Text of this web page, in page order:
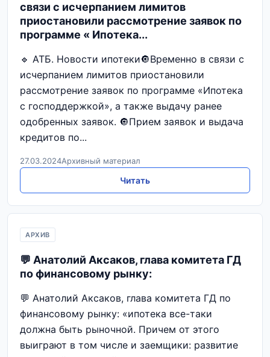
связи с исчерпанием лимитов
приостановили рассмотрение заявок по
программе « Ипотека...
🔹 АТБ. Новости ипотеки🔘Временно в связи с
исчерпанием лимитов приостановили
рассмотрение заявок по программе «Ипотека
с господдержкой», а также выдачу ранее
одобренных заявок. 🔘Прием заявок и выдача
кредитов по...
27.03.2024Архивный материал
Читать
АРХИВ
💬 Анатолий Аксаков, глава комитета ГД
по финансовому рынку:
💬 Анатолий Аксаков, глава комитета ГД по
финансовому рынку: «ипотека все-таки
должна быть рыночной. Причем от этого
выиграют в том числе и заемщики: развитие